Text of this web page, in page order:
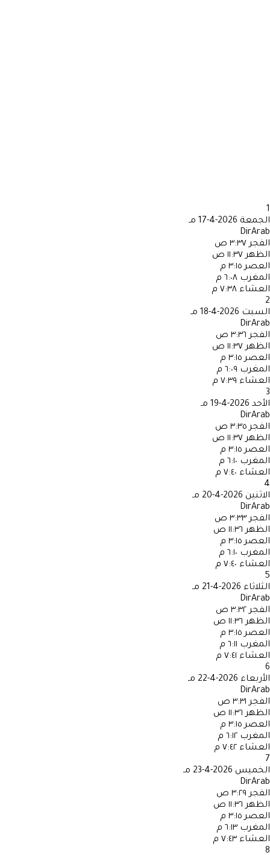
1
الجمعة 2026-4-17 مـ
DirArab
الفجر ٣:٣٧ ص
الظهر ١١:٣٧ ص
العصر ٣:١٥ م
المغرب ٦:٠٨ م
العشاء ٧:٣٨ م
2
السبت 2026-4-18 مـ
DirArab
الفجر ٣:٣٦ ص
الظهر ١١:٣٧ ص
العصر ٣:١٥ م
المغرب ٦:٠٩ م
العشاء ٧:٣٩ م
3
الأحد 2026-4-19 مـ
DirArab
الفجر ٣:٣٥ ص
الظهر ١١:٣٧ ص
العصر ٣:١٥ م
المغرب ٦:١٠ م
العشاء ٧:٤٠ م
4
الاثنين 2026-4-20 مـ
DirArab
الفجر ٣:٣٣ ص
الظهر ١١:٣٦ ص
العصر ٣:١٥ م
المغرب ٦:١٠ م
العشاء ٧:٤٠ م
5
الثلاثاء 2026-4-21 مـ
DirArab
الفجر ٣:٣٢ ص
الظهر ١١:٣٦ ص
العصر ٣:١٥ م
المغرب ٦:١١ م
العشاء ٧:٤١ م
6
الأربعاء 2026-4-22 مـ
DirArab
الفجر ٣:٣١ ص
الظهر ١١:٣٦ ص
العصر ٣:١٥ م
المغرب ٦:١٢ م
العشاء ٧:٤٢ م
7
الخميس 2026-4-23 مـ
DirArab
الفجر ٣:٢٩ ص
الظهر ١١:٣٦ ص
العصر ٣:١٥ م
المغرب ٦:١٣ م
العشاء ٧:٤٣ م
8